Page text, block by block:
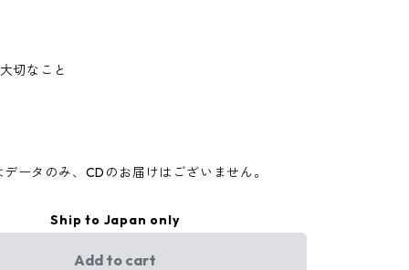
切なこと
ータのみ、CDのお届けはございません。
Ship to Japan only
Add to cart